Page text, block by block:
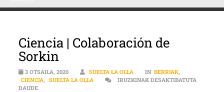
Ciencia | Colaboración de
Sorkin
3 OTSAILA, 2020 SUELTA LA OLLA IN BERRIAK,
CIENCIA, SUELTA LA OLLA
IRUZKINAK DESAKTIBATUTA
DAUDECIENCIA | COLABORACIÓN DE SORKIN SARRERAN